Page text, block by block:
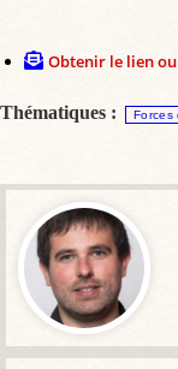
Obtenir le lien
Thématiques : Forces